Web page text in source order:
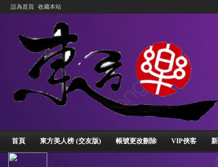
設為首頁 收藏本站
首頁 東方美人榜 (交友版) 帳號更改刪除 VIP俠客